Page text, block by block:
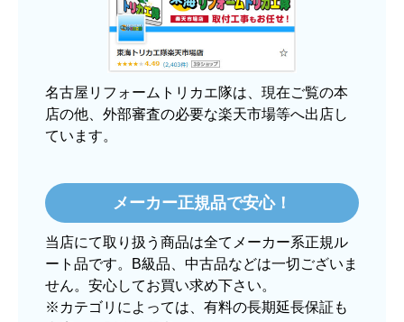
大手ネットショップよりも結構安いところで買う
のは不安でしたが、発送もかなり早くて、梱包も
丁寧でした。
2025年12月24日 21:44
欲しい商品をスムーズに注文できましたか？
はい
ショップからの連絡や対応は適切でしたか？
はい
名古屋リフォームトリカエ隊は、現在ご覧の本
店の他、外部審査の必要な楽天市場等へ出店し
ています。
メーカー正規品で安心！
当店にて取り扱う商品は全てメーカー系正規ル
ート品です。B級品、中古品などは一切ございま
せん。安心してお買い求め下さい。
※カテゴリによっては、有料の長期延長保証も